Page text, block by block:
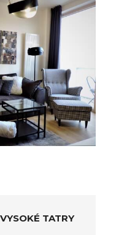
TATRY